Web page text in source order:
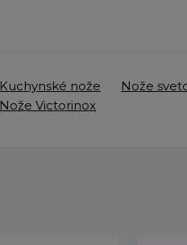
Kuchynské nože Nože
Nože Victorinox